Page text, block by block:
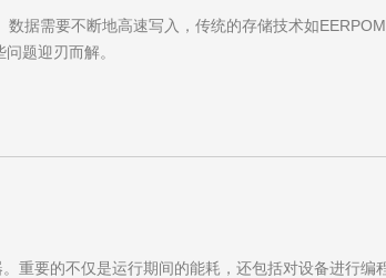
数据需要不断地高速写入，传统的存储技术如
刃而解。
。重要的不仅是运行期间的能耗，还包括对设备进